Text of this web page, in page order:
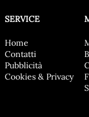
SERVICE
Home
Contatti
Pubblicità
Cookies & Privacy